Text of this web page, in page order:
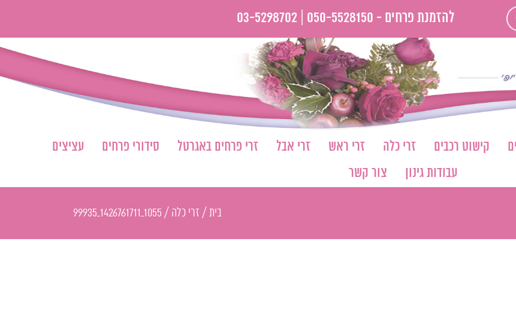
להזמנת פרחים - 050-5528150 |
03-5298702
קישוט רכבים זרי כלה זרי ראש זרי אבל זרי פרחים באגרטל סידורי פרחים
עציצים
עבודות גינון
צור קשר
בית / זרי כלה /
1055_1426761711_99935